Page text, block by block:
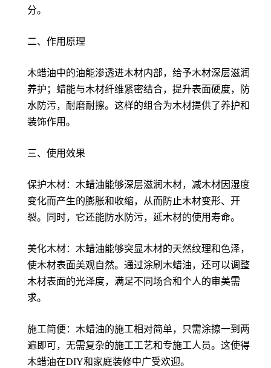
分。
二、作用原理
木蜡油中的油能渗透进木材内部，给予木材深层滋润
养护；蜡能与木材纤维紧密结合，提升表面硬度，防
水防污，耐磨耐擦。这样的组合为木材提供了养护和
装饰作用。
三、使用效果
保护木材：木蜡油能够深层滋润木材，减木材因湿度
变化而产生的膨胀和收缩，从而防止木材变形、开
裂。同时，它还能防水防污，延木材的使用寿命。
美化木材：木蜡油能够突显木材的天然纹理和色泽，
使木材表面美观自然。通过涂刷木蜡油，还可以调整
木材表面的光泽度，满足不同场合和个人的审美需
求。
施工简便：木蜡油的施工相对简单，只需涂擦一到两
遍即可，无需复杂的施工工艺和专施工人员。这使得
木蜡油在DIY和家庭装修中广受欢迎。